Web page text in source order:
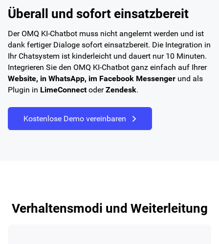
Überall und sofort einsatzbereit
Der OMQ KI-Chatbot muss nicht angelernt werden und ist
dank fertiger Dialoge sofort einsatzbereit. Die Integration in
Ihr Chatsystem ist kinderleicht und dauert nur 10 Minuten.
Integrieren Sie den OMQ KI-Chatbot ganz einfach auf Ihrer
Website, in WhatsApp, im Facebook Messenger und als
Plugin in LimeConnectoderZendesk.
Kostenlose Demo vereinbaren
Verhaltensmodi und Weiterleitung